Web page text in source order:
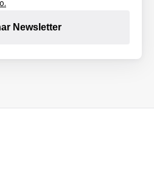
Newsletter